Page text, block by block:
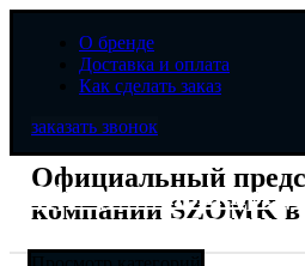
О бренде
Доставка и оплата
Как сделать заказ
заказать звонок
Официальный
компании SZOMK в
Официальный
компании SZOMK в